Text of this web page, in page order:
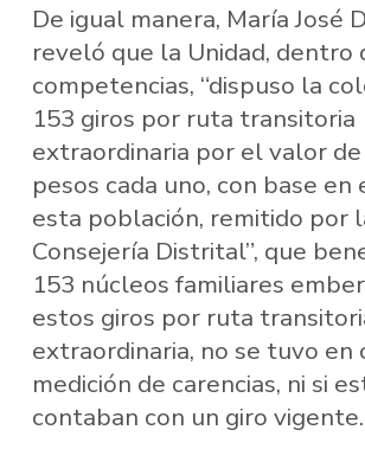
De igual manera, María José
reveló que la Unidad, dentro
competencias, “dispuso la
153 giros por ruta transitoria
extraordinaria por el valor
pesos cada uno, con base en
esta población, remitido por
Consejería Distrital”, que
153 núcleos familiares
estos giros por ruta
extraordinaria, no se tuvo en
medición de carencias, ni si
contaban con un giro vigente.